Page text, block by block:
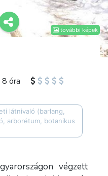
további képek
óra
látnivaló (barlang,
arborétum, botanikus
végzett